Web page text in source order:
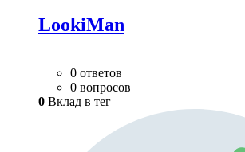
LookiMan
0 ответов
0 вопросов
0 Вклад в тег